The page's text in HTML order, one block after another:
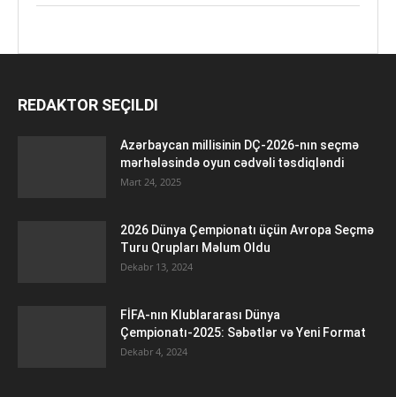
REDAKTOR SEÇILDI
Azərbaycan millisinin DÇ-2026-nın seçmə
mərhələsində oyun cədvəli təsdiqləndi
Mart 24, 2025
2026 Dünya Çempionatı üçün Avropa Seçmə
Turu Qrupları Məlum Oldu
Dekabr 13, 2024
FİFA-nın Klublararası Dünya
Çempionatı-2025: Səbətlər və Yeni Format
Dekabr 4, 2024